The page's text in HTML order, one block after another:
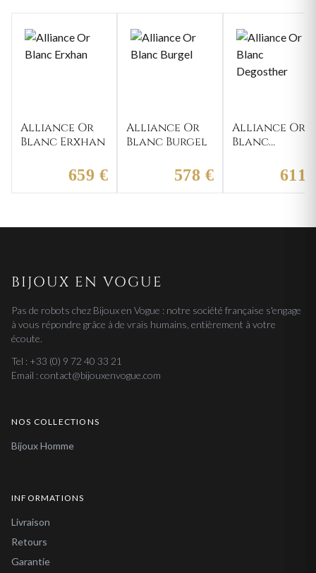
Alliance Or
Blanc Erxhan
659 €
Alliance Or
Blanc Burgel
578 €
Alliance Or
Blanc
611
BIJOUX EN VOGUE
Pas de robots chez Bijoux en Vogue : notre société française s'engage
à vous répondre grâce à de vrais humains, entièrement à votre
écoute.
Tel : +33 (0) 9 72 40 33 21
Email : contact@bijouxenvogue.com
NOS COLLECTIONS
Bijoux Homme
INFORMATIONS
Livraison
Retours
Garantie